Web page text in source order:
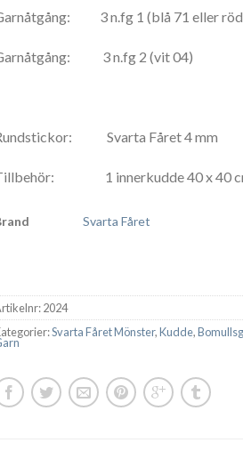
3 n.fg 1 (blå 71 eller röd
3 n.fg 2 (vit 04)
Svarta Fåret 4 mm
1 innerkudde 40 x 40
Svarta Fåret
2024
Svarta Fåret Mönster,Kudde,